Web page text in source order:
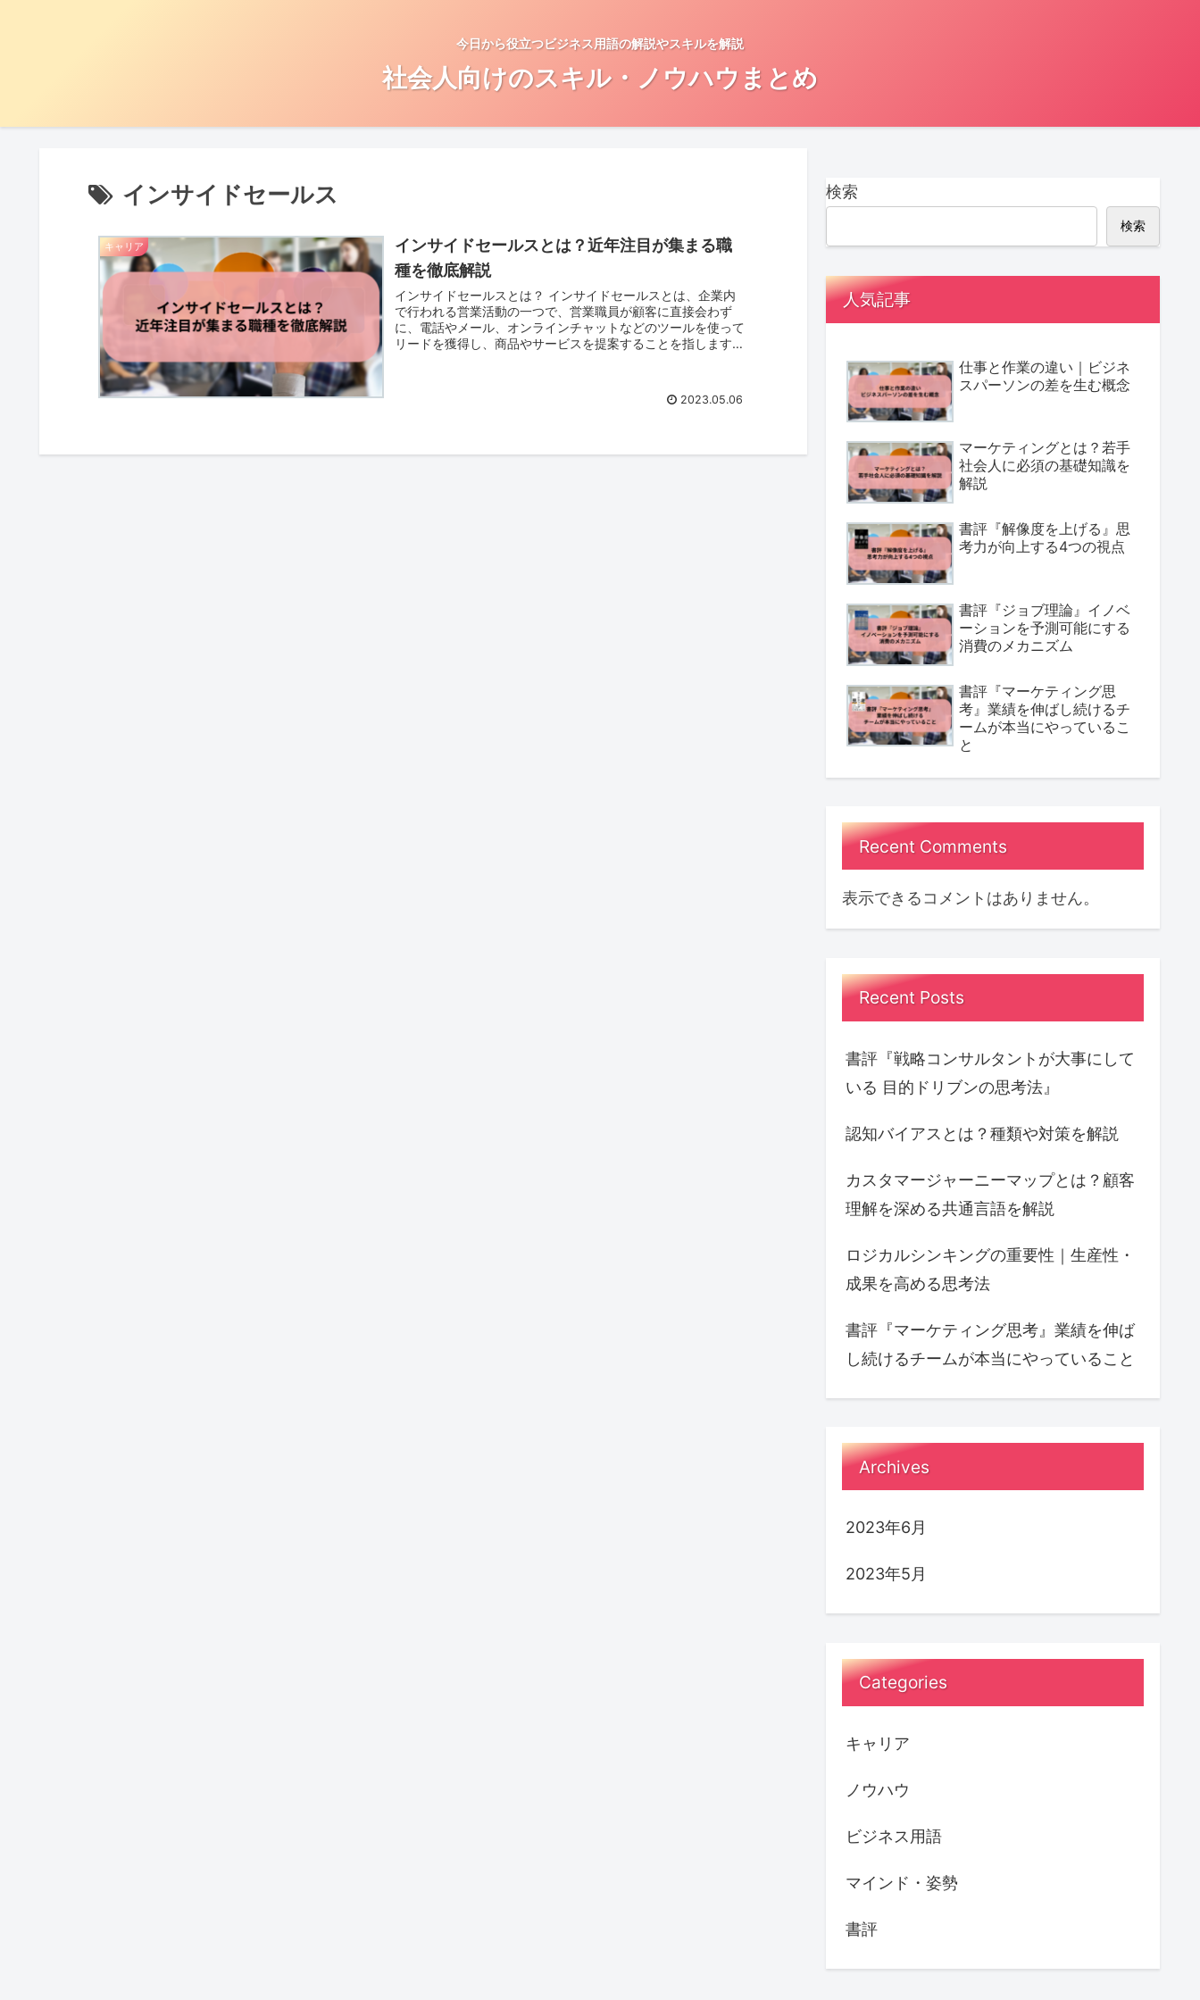
今日から役立つビジネス用語の解説やスキルを解説
社会人向けのスキル・ノウハウまとめ
インサイドセールス
キャリア
インサイドセールスとは？近年注目が集まる職
種を徹底解説
インサイドセールスとは？ インサイドセールスとは、企業内
で行われる営業活動の一つで、営業職員が顧客に直接会わず
に、電話やメール、オンラインチャットなどのツールを使って
リードを獲得し、商品やサービスを提案することを指します。
2023.05.06
検索
検索
人気記事
仕事と作業の違い｜ビジネ
スパーソンの差を生む概念
マーケティングとは？若手
社会人に必須の基礎知識を
解説
書評『解像度を上げる』思
考力が向上する4つの視点
書評『ジョブ理論』イノベ
ーションを予測可能にする
消費のメカニズム
書評『マーケティング思
考』業績を伸ばし続けるチ
ームが本当にやっているこ
と
Recent Comments
表示できるコメントはありません。
Recent Posts
書評『戦略コンサルタントが大事にして
いる 目的ドリブンの思考法』
認知バイアスとは？種類や対策を解説
カスタマージャーニーマップとは？顧客
理解を深める共通言語を解説
ロジカルシンキングの重要性｜生産性・
成果を高める思考法
書評『マーケティング思考』業績を伸ば
し続けるチームが本当にやっていること
Archives
2023年6月
2023年5月
Categories
キャリア
ノウハウ
ビジネス用語
マインド・姿勢
書評